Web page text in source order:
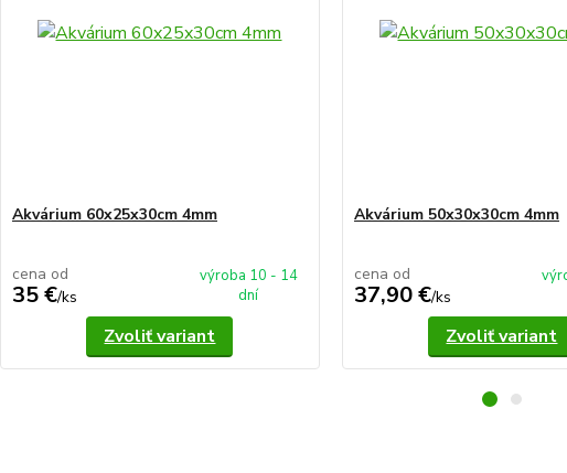
Akvárium 60x25x30cm 4mm
cena od
35 €/ks
výroba 10 - 14
dní
Zvoliť variant
Akvárium 50x30x30cm 4mm
cena od
37,90 €/ks
Zvoliť variant